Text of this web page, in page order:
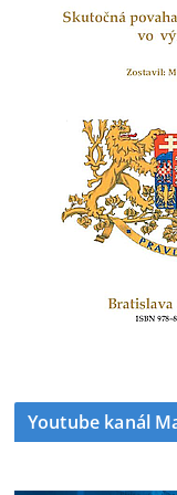
Youtube kanál